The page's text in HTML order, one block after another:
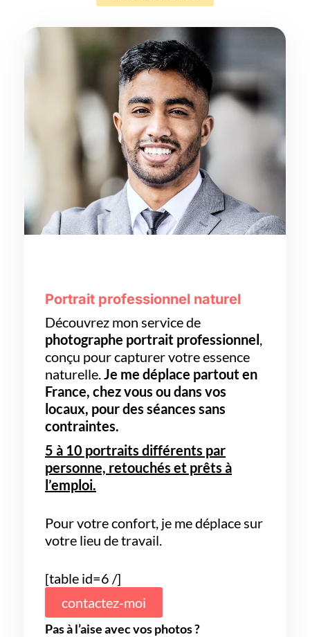
Portrait professionnel naturel
Découvrez mon service de
photographe portrait professionnel
conçu pour capturer votre essence
naturelle. Je me déplace partout en
France, chez vous ou dans vos
locaux, pour des séances sans
contraintes.
5 à 10 portraits différents par
personne, retouchés et prêts à
l’emploi.
Pour votre confort, je me déplace sur
votre lieu de travail.
[table id=6 /]
contactez-moi
Pas à l’aise avec vos photos ?